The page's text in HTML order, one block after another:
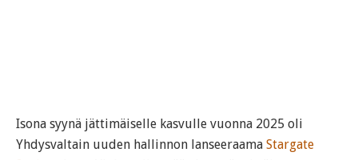
Isona syynä jättimäiselle kasvulle vuonna 2025 oli
Yhdysvaltain uuden hallinnon lanseeraama Stargate